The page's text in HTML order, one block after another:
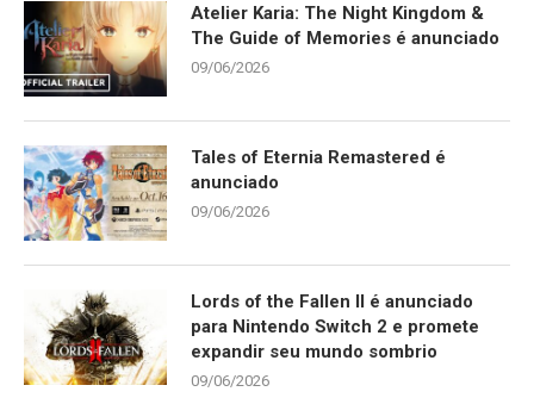
Atelier Karia: The Night Kingdom &
The Guide of Memories é anunciado
09/06/2026
Tales of Eternia Remastered é
anunciado
09/06/2026
Lords of the Fallen II é anunciado
para Nintendo Switch 2 e promete
expandir seu mundo sombrio
09/06/2026